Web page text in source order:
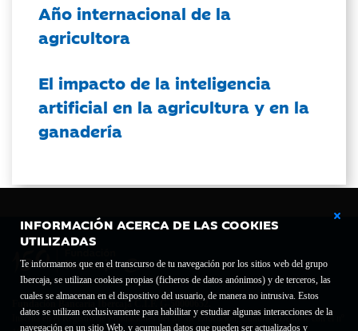
INFORMACIÓN ACERCA DE LAS COOKIES
UTILIZADAS
Te informamos que en el transcurso de tu navegación por los sitios web del grupo
Ibercaja, se utilizan cookies propias (ficheros de datos anónimos) y de terceros, las
cuales se almacenan en el dispositivo del usuario, de manera no intrusiva. Estos
datos se utilizan exclusivamente para habilitar y estudiar algunas interacciones de la
navegación en un sitio Web, y acumulan datos que pueden ser actualizados y
Año internacional de la
agricultora
El impacto de la inteligencia
artificial en la agricultura y en la
ganadería
Fundación Bancaria Ibercaja C.I.F. G-50000652.
Inscrita en el Registro de Fundaciones del Mº de Educación, Cultura y Deporte con el nº